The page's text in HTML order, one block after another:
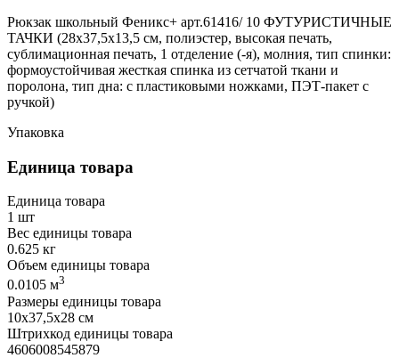
Рюкзак школьный Феникс+ арт.61416/ 10 ФУТУРИСТИЧНЫЕ
ТАЧКИ (28х37,5х13,5 см, полиэстер, высокая печать,
сублимационная печать, 1 отделение (-я), молния, тип спинки:
формоустойчивая жесткая спинка из сетчатой ткани и
поролона, тип дна: с пластиковыми ножками, ПЭТ-пакет с
ручкой)
Упаковка
Единица товара
Единица товара
1 шт
Вес единицы товара
0.625 кг
Объем единицы товара
0.0105 м3
Размеры единицы товара
10х37,5х28 см
Штрихкод единицы товара
4606008545879